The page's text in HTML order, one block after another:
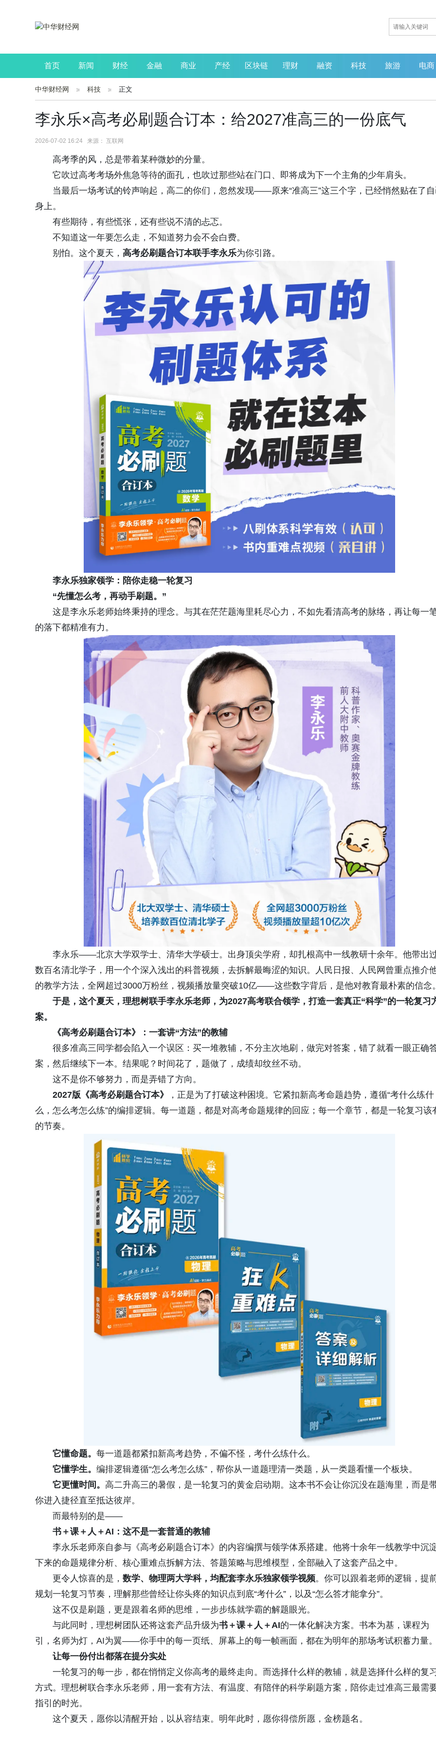
首页 新闻 财经 金融 商业 产经 区块链 理财 融资 科技 旅游 电商
公司 生活 读书
中华财经网 科技 正文
李永乐×高考必刷题合订本：给2027准高三的一份底气
2026-07-02 16:24 来源： 互联网
高考季的风，总是带着某种微妙的分量。
它吹过高考考场外焦急等待的面孔，也吹过那些站在门口、即将成为下一个主角的少年肩头。
当最后一场考试的铃声响起，高二的你们，忽然发现——原来“准高三”这三个字，已经悄然贴在了
身上。
有些期待，有些慌张，还有些说不清的忐忑。
不知道这一年要怎么走，不知道努力会不会白费。
别怕。这个夏天， 高考必刷题合订本联手李永乐为你引路。
李永乐独家领学：陪你走稳一轮复习
“先懂怎么考，再动手刷题。”
这是李永乐老师始终秉持的理念。与其在茫茫题海里耗尽心力，不如先看清高考的脉络，再让每一
的落下都精准有力。
李永乐——北京大学双学士、清华大学硕士。出身顶尖学府，却扎根高中一线教研十余年。他带出
数百名清北学子，用一个个深入浅出的科普视频，去拆解最晦涩的知识。人民日报、人民网曾重点推介
的教学方法，全网超过3000万粉丝，视频播放量突破10亿——这些数字背后，是他对教育最朴素的信念
于是，这个夏天， 理想树联手李永乐老师，为2027高考联合领学 ，打造一套真正“科学”的一轮复习
案。
《高考必刷题合订本》：一套讲“方法”的教辅
很多准高三同学都会陷入一个误区：买一堆教辅，不分主次地刷，做完对答案，错了就看一眼正确
案，然后继续下一本。结果呢？时间花了，题做了，成绩却纹丝不动。
这不是你不够努力，而是弄错了方向。
2027版《高考必刷题合订本》
，正是为了打破这种困境。它紧扣新高考命题趋势，遵循“考什么练什
么，怎么考怎么练”的编排逻辑。每一道题，都是对高考命题规律的回应；每一个章节，都是一轮复习该
的节奏。
它懂命题。 每一道题都紧扣新高考趋势，不偏不怪，考什么练什么。
它懂学生。 编排逻辑遵循“怎么考怎么练”，帮你从一道题理清一类题，从一类题看懂一个板块。
它更懂时间。 高二升高三的暑假，是一轮复习的黄金启动期。这本书不会让你沉没在题海里，而是
你进入捷径直至抵达彼岸。
而最特别的是——
书＋课＋人＋AI：这不是一套普通的教辅
李永乐老师亲自参与《高考必刷题合订本》的内容编撰与领学体系搭建。他将十余年一线教学中沉
下来的命题规律分析、核心重难点拆解方法、答题策略与思维模型，全部融入了这套产品之中。
更令人惊喜的是， 数学、物理两大学科，均配套李永乐独家领学视频。你可以跟着老师的逻辑，提
规划一轮复习节奏，理解那些曾经让你头疼的知识点到底“考什么”，以及“怎么答才能拿分”。
这不仅是刷题，更是跟着名师的思维，一步步练就学霸的解题眼光。
与此同时，理想树团队还将这套产品升级为书＋课＋人＋AI的一体化解决方案。书本为基，课程为
引，名师为灯，AI为翼——你手中的每一页纸、屏幕上的每一帧画面，都在为明年的那场考试积蓄力量
让每一份付出都落在提分实处
一轮复习的每一步，都在悄悄定义你高考的最终走向。而选择什么样的教辅，就是选择什么样的复
方式。理想树联合李永乐老师，用一套有方法、有温度、有陪伴的科学刷题方案，陪你走过准高三最需
指引的时光。
这个夏天，愿你以清醒开始，以从容结束。明年此时，愿你得偿所愿，金榜题名。